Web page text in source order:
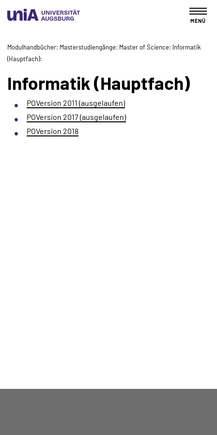
MENÜ
Modulhandbücher Masterstudiengänge Master of Science Informatik
(Hauptfach)
Informatik (Hauptfach)
POVersion 2011 (ausgelaufen)
POVersion 2017 (ausgelaufen)
POVersion 2018